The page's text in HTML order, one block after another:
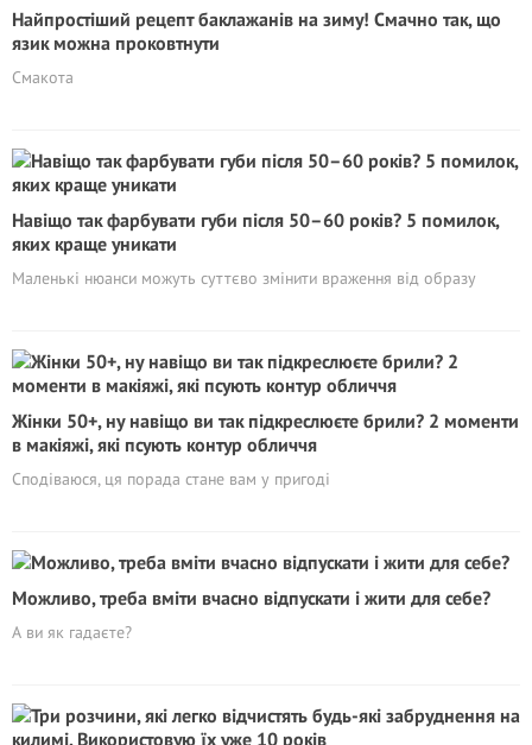
Найпростіший рецепт баклажанів на зиму! Смачно так, що
язик можна проковтнути
Смакота
Навіщо так фарбувати губи після 50–60 років? 5 помилок,
яких краще уникати
Маленькі нюанси можуть суттєво змінити враження від образу
Жінки 50+, ну навіщо ви так підкреслюєте брили? 2 моменти
в макіяжі, які псують контур обличчя
Сподіваюся, ця порада стане вам у пригоді
Можливо, треба вміти вчасно відпускати і жити для себе?
А ви як гадаєте?